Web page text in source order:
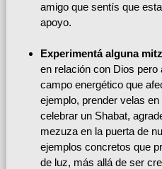
amigo que sentís que
apoyo.
Experimentá alguna
en relación con Dios
campo energético que
ejemplo, prender velas
celebrar un Shabat,
mezuza en la puerta de
ejemplos concretos que
de luz, más allá de ser